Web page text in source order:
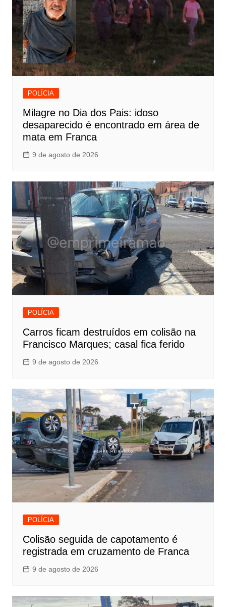
POLÍCIA
Milagre no Dia dos Pais: idoso
desaparecido é encontrado em área de
mata em Franca
9 de agosto de 2026
POLÍCIA
Carros ficam destruídos em colisão na
Francisco Marques; casal fica ferido
9 de agosto de 2026
POLÍCIA
Colisão seguida de capotamento é
registrada em cruzamento de Franca
9 de agosto de 2026